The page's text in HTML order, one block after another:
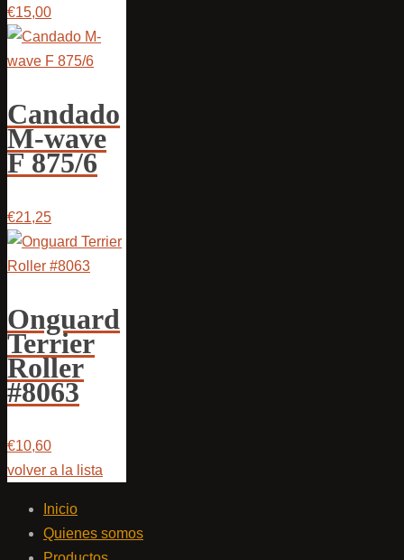
€15,00
Candado
M-wave
F 875/6
€21,25
Onguard
Terrier
Roller
#8063
€10,60
volver a la lista
Inicio
Quienes somos